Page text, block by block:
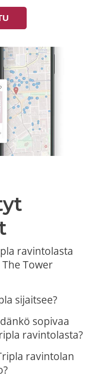
ravintolasta
Tower
sijaitsee?
sopivaa
ravintolasta?
ravintolan